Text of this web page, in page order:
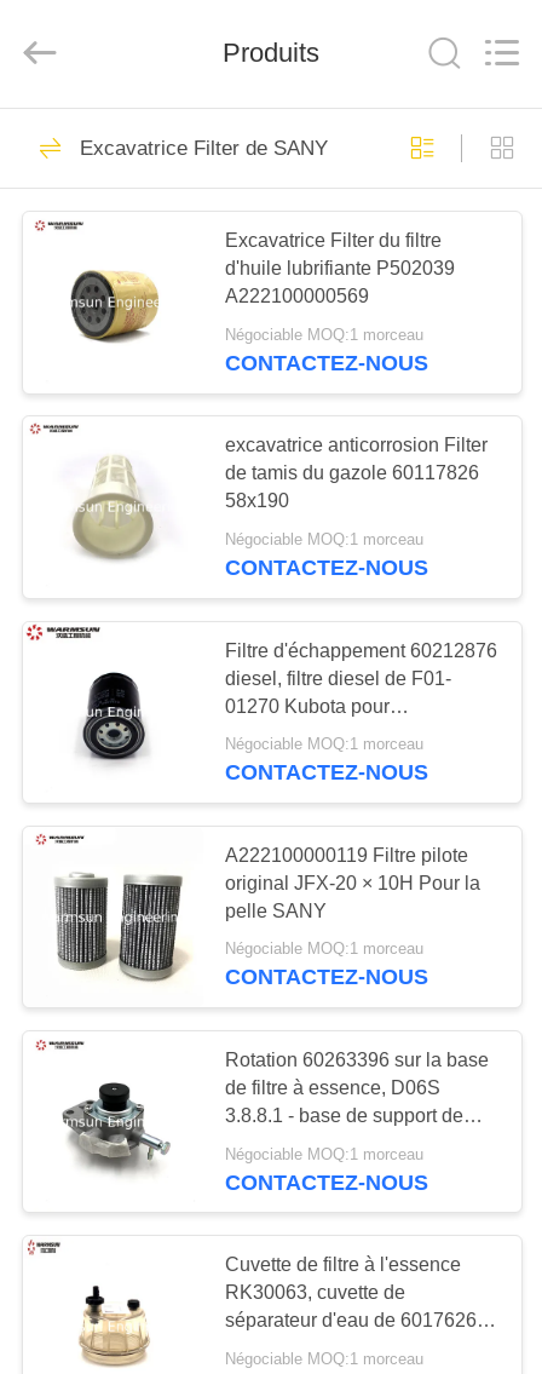
MAISON
PRODUITS
SUJET
NOUS
VISITE
D'USINE
CONTRÔLE
DE
QUALITÉ
CONTACTEZ-
DEMANDEZ
UNE
CITATION
PLAN
DU
SITE
PRIVACY
POLICY
Machinery
Excavatrice Bucket
Bushing
Excavatrice Bucket
Pins
67
dents de seau
d'excavatrice
31
pompe à béton
d'occasion
Excavatrice utilisée
Produits
Excavatrice Filter de SANY
Excavatrice Filter du filtre
d'huile lubrifiante P502039
A222100000569
Négociable MOQ:1 morceau
CONTACTEZ-NOUS
excavatrice anticorrosion Filter
de tamis du gazole 60117826
58x190
Négociable MOQ:1 morceau
CONTACTEZ-NOUS
Filtre d'échappement 60212876
diesel, filtre diesel de F01-
01270 Kubota pour
l'excavatrice Filter de SANY
Négociable MOQ:1 morceau
CONTACTEZ-NOUS
A222100000119 Filtre pilote
original JFX-20 × 10H Pour la
pelle SANY
Négociable MOQ:1 morceau
CONTACTEZ-NOUS
Rotation 60263396 sur la base
de filtre à essence, D06S
3.8.8.1 - base de support de
filtre à gazole 2
Négociable MOQ:1 morceau
CONTACTEZ-NOUS
Cuvette de filtre à l'essence
RK30063, cuvette de
séparateur d'eau de 60176266
carburants
Négociable MOQ:1 morceau